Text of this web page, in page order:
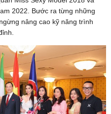
2022. Bước ra từng những
nâng cao kỹ năng trình